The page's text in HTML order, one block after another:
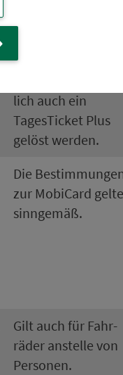
Per­so­nen.
Für weitere Fahr­
lich auch ein
TagesTicket Plus
gelöst werden.
Die
zur MobiCard
sinngemäß.
Gilt auch für Fahr­
räder anstelle von
Per­so­nen.